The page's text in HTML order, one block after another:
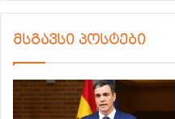
მსგავსი პოსტები